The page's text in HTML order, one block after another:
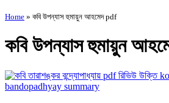
Home » কবি উপন্যাস হুমায়ুন আহমেদ pdf
কবি উপন্যাস হুমায়ুন